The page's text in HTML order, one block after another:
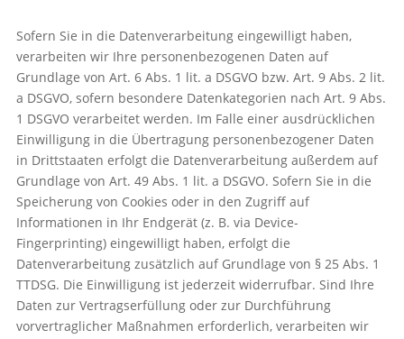
Sofern Sie in die Datenverarbeitung eingewilligt haben,
verarbeiten wir Ihre personenbezogenen Daten auf
Grundlage von Art. 6 Abs. 1 lit. a DSGVO bzw. Art. 9 Abs. 2 lit.
a DSGVO, sofern besondere Datenkategorien nach Art. 9 Abs.
1 DSGVO verarbeitet werden. Im Falle einer ausdrücklichen
Einwilligung in die Übertragung personenbezogener Daten
in Drittstaaten erfolgt die Datenverarbeitung außerdem auf
Grundlage von Art. 49 Abs. 1 lit. a DSGVO. Sofern Sie in die
Speicherung von Cookies oder in den Zugriff auf
Informationen in Ihr Endgerät (z. B. via Device-
Fingerprinting) eingewilligt haben, erfolgt die
Datenverarbeitung zusätzlich auf Grundlage von § 25 Abs. 1
TTDSG. Die Einwilligung ist jederzeit widerrufbar. Sind Ihre
Daten zur Vertragserfüllung oder zur Durchführung
vorvertraglicher Maßnahmen erforderlich, verarbeiten wir